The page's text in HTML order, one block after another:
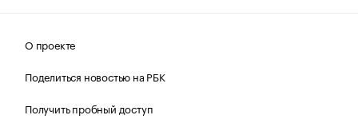
О проекте
Поделиться новостью на РБК
Получить пробный доступ